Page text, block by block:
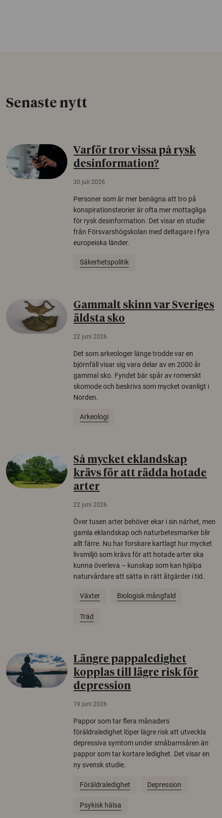
Senaste nytt
Varför tror vissa på rysk
desinformation?
30 juli 2026
Personer som är mer benägna att tro på
konspirationsteorier är ofta mer mottagliga
för rysk desinformation. Det visar en studie
från Försvarshögskolan med deltagare i fyra
europeiska länder.
Säkerhetspolitik
Gammalt skinn var Sveriges
äldsta sko
22 juni 2026
Det som arkeologer länge trodde var en
björnfäll visar sig vara delar av en 2000 år
gammal sko. Fyndet bär spår av romerskt
skomode och beskrivs som mycket ovanligt i
Norden.
Arkeologi
Så mycket eklandskap
krävs för att rädda hotade
arter
22 juni 2026
Över tusen arter behöver ekar i sin närhet, men
gamla eklandskap och naturbetesmarker blir
allt färre. Nu har forskare kartlagt hur mycket
livsmiljö som krävs för att hotade arter ska
kunna överleva – kunskap som kan hjälpa
naturvårdare att sätta in rätt åtgärder i tid.
Växter Biologisk mångfald
Träd
Längre pappaledighet
kopplas till lägre risk för
depression
19 juni 2026
Pappor som tar flera månaders
föräldraledighet löper lägre risk att utveckla
depressiva symtom under småbarnsåren än
pappor som tar kortare ledighet. Det visar en
ny svensk studie.
Föräldraledighet Depression
Psykisk hälsa